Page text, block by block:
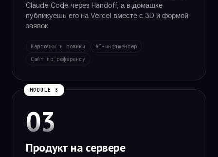
Claude Code через Handoff, а в домашке
публикуешь его на Vercel вместе с 3D и формой
заявок.
Карточки и ролики
AI-инфлюенсер
Сайт по референсу
MODULE 3
03
Продукт на сервере